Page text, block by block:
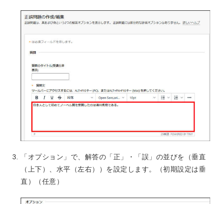
「オプション」で、解答の「正」・「誤」の並びを（垂直
（上下）、水平（左右））を設定します。（初期設定は垂
直）（任意）